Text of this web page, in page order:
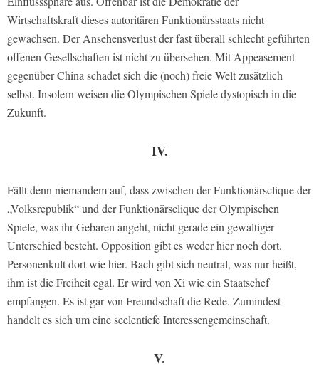
Wirtschaftskraft dieses autoritären Funktionärsstaats nicht
gewachsen. Der Ansehensverlust der fast überall schlecht geführten
offenen Gesellschaften ist nicht zu übersehen. Mit Appeasement
gegenüber China schadet sich die (noch) freie Welt zusätzlich
selbst. Insofern weisen die Olympischen Spiele dystopisch in die
Zukunft.
IV.
Fällt denn niemandem auf, dass zwischen der Funktionärsclique der
„Volksrepublik“ und der Funktionärsclique der Olympischen
Spiele, was ihr Gebaren angeht, nicht gerade ein gewaltiger
Unterschied besteht. Opposition gibt es weder hier noch dort.
Personenkult dort wie hier. Bach gibt sich neutral, was nur heißt,
ihm ist die Freiheit egal. Er wird von Xi wie ein Staatschef
empfangen. Es ist gar von Freundschaft die Rede. Zumindest
handelt es sich um eine seelentiefe Interessengemeinschaft.
V.